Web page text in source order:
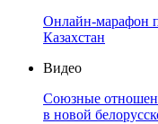
Онлайн-марафон
Казахстан
Видео
Союзные
в новой